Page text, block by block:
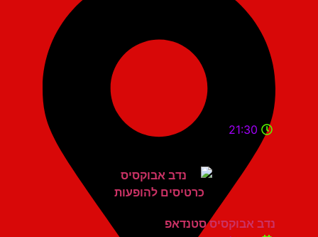
21:30
נדב אבוקסיס סטנדאפ